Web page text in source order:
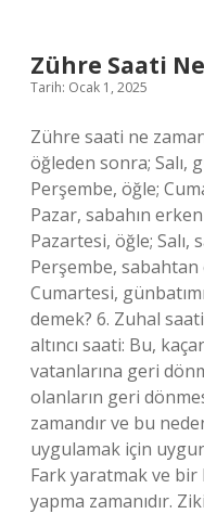
Zühre Saati
Tarih: Ocak 1, 2025
Zühre saati ne
öğleden sonra; Salı,
Perşembe, öğle;
Pazar, sabahın
Pazartesi, öğle; Salı,
Perşembe, sabahtan
Cumartesi,
demek? 6. Zuhal
altıncı saati: Bu,
vatanlarına geri
olanların geri
zamandır ve bu
uygulamak için
Fark yaratmak ve bir
yapma zamanıdır.